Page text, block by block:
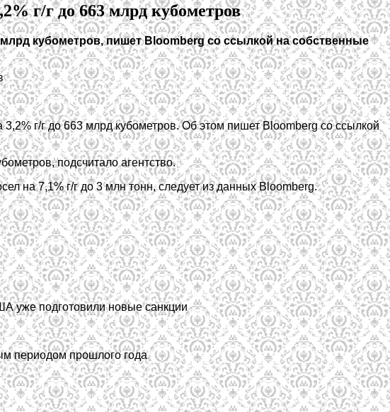
г/г до 663 млрд кубометров
млрд кубометров, пишет Bloomberg со ссылкой на собственные
г/г до 663 млрд кубометров. Об этом пишет Bloomberg со ссылкой
подсчитало агентство.
на 7,1% г/г до 3 млн тонн, следует из данных Bloomberg.
уже подготовили новые санкции
периодом прошлого года